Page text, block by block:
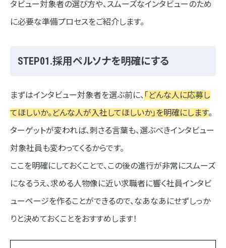
タビュー対象者の選び方や、スムーズなインタビューのため
に必要な準備プロセスをご紹介します。
STEP01.採用ペルソナを明確にする
まずはインタビュー対象者を選ぶ前に、 「どんな人に応募し
てほしいか。どんな人が入社してほしいか」を明確にします。
ターゲットが変われば、刺さる言葉も、選ぶべきインタビュー
対象社員も変わってくるからです。
ここを明確にしておくことで、この後の進行が非常にスムーズ
になるうえ、求める人物像に近い求職者に響く社員インタビ
ューページを作ることができるので、なあなあにせずしっか
りと決めておくことをおすすめします！